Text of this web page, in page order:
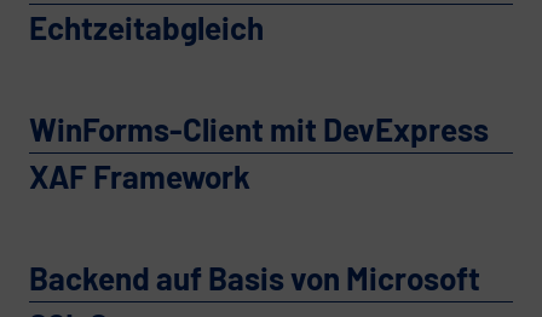
Echtzeitabgleich
WinForms-Client mit DevExpress
XAF Framework
Backend auf Basis von Microsoft